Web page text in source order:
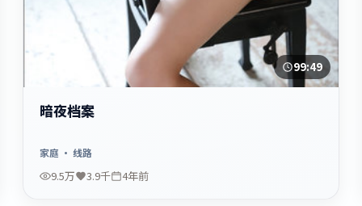
99:49
暗夜档案
家庭 · 线路
9.5万 3.9千 4年前